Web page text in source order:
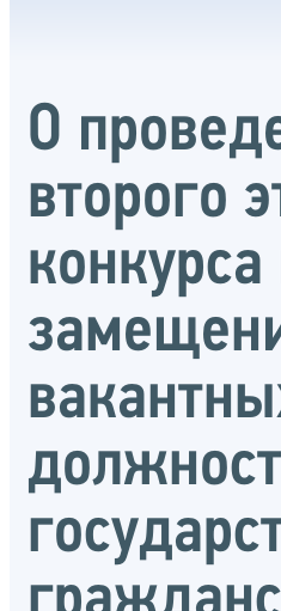
О
второго
конкурса